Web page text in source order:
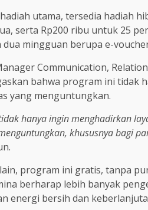
utama, tersedia hadiah
serta Rp200 ribu untuk 25
dua mingguan berupa e-
Communication,
bahwa program ini tidak
yang menguntungkan.
hanya ingin menghadirkan
khususnya bagi
program ini gratis, tanpa
berharap lebih banyak
energi bersih dan